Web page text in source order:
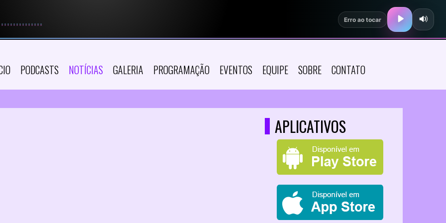
PODCASTS NOTÍCIAS GALERIA PROGRAMAÇÃO EVENTOS EQUIPE SOBRE CONTATO
APLICATIVOS